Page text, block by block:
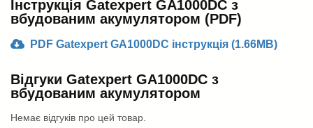
Інструкція Gatexpert GA1000DC з
вбудованим акумулятором (PDF)
PDF Gatexpert GA1000DC інструкція (1.66MB)
Відгуки Gatexpert GA1000DC з
вбудованим акумулятором
Немає відгуків про цей товар.